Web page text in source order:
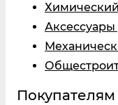
Покупателям